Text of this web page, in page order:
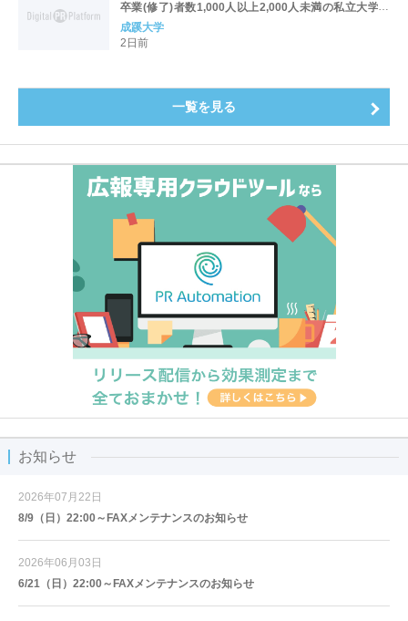
卒業(修了)者数1,000人以上2,000人未満の私立大学で
全国第1位を獲得！～実就職率は26.5%（前年比＋
4.3pt）に伸長、東京の私立大学でも10位にランクイン
成蹊大学
2日前
一覧を見る
お知らせ
2026年07月22日
8/9（日）22:00～FAXメンテナンスのお知らせ
2026年06月03日
6/21（日）22:00～FAXメンテナンスのお知らせ